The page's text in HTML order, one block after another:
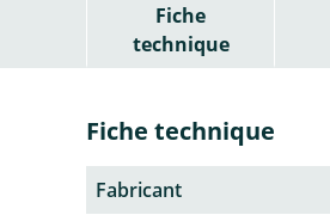
Fiche
technique
Fiche technique
Fabricant